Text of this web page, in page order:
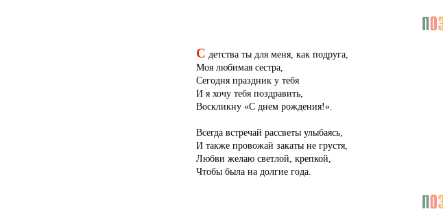
С детства ты для меня, как подруга,
Моя любимая сестра,
Сегодня праздник у тебя
И я хочу тебя поздравить,
Воскликну «С днем рождения!».
Всегда встречай рассветы улыбаясь,
И также провожай закаты не грустя,
Любви желаю светлой, крепкой,
Чтобы была на долгие года.